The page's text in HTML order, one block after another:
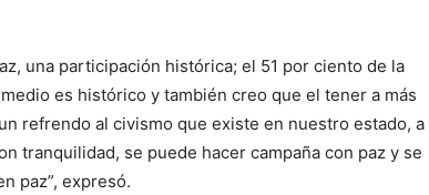
una participación histórica; el 51 por ciento de la
es histórico y también creo que el tener a más
refrendo al civismo que existe en nuestro estado, a
tranquilidad, se puede hacer campaña con paz y se
paz”, expresó.